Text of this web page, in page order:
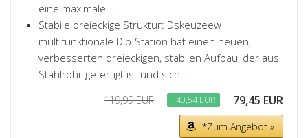
eine maximale...
Stabile dreieckige Struktur: Dskeuzeew
multifunktionale Dip-Station hat einen neuen,
verbesserten dreieckigen, stabilen Aufbau, der aus
Stahlrohr gefertigt ist und sich...
119,99 EUR −40,54 EUR 79,45 EUR
*Zum Angebot »